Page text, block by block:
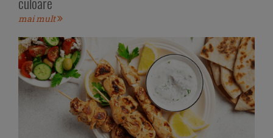
mai mult